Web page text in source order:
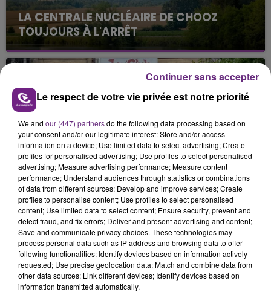
LA CENTRALE NUCLÉAIRE DE CHOOZ
TOUJOURS À L'ARRÊT
Cela fait déjà une semaine que la centrale
nucléaire ardennaise est à l'arrêt. Une situation
justifiée par la sécheresse intense qui est toujours
présente.
LE MAGASIN JOUÉCLUB DE REIMS FERME
SES PORTES
C'était l'une des institutions du centre-ville
rémois. Le magasin JouéClub est contraint de
fermer ses portes.
TITRES DIFFUSÉS
8h47
8h47 8h44
8h44
Le respect de votre vie privée est notre priorité
We and our (447) partnersdo the following data processing based on
your consent and/or our legitimate interest: Store and/or access
information on a device; Use limited data to select advertising; Create
profiles for personalised advertising; Use profiles to select personalised
advertising; Measure advertising performance; Measure content
performance; Understand audiences through statistics or combinations
of data from different sources; Develop and improve services; Create
profiles to personalise content; Use profiles to select personalised
content; Use limited data to select content; Ensure security, prevent and
detect fraud, and fix errors; Deliver and present advertising and content;
Save and communicate privacy choices. These technologies may
process personal data such as IP address and browsing data to offer
following functionalities: Identify devices based on information actively
requested; Use precise geolocation data; Match and combine data from
other data sources; Link different devices; Identify devices based on
information transmitted automatically.
Continuer sans accepter